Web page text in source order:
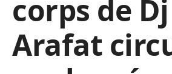
corps de Dj
Arafat